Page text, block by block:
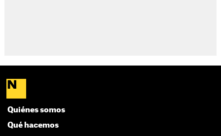
Quiénes somos
Qué hacemos